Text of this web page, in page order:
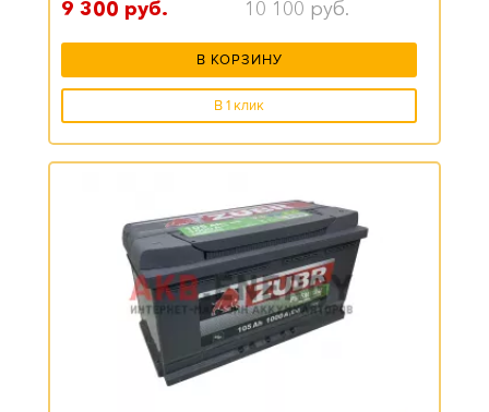
9 300 руб. 10 100 руб.
В КОРЗИНУ
В 1 клик